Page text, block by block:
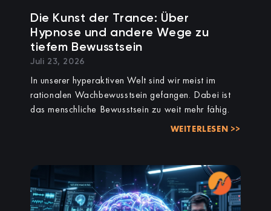
Die Kunst der Trance: Über
Hypnose und andere Wege zu
tiefem Bewusstsein
Juli 23, 2026
In unserer hyperaktiven Welt sind wir meist im
rationalen Wachbewusstsein gefangen. Dabei ist
das menschliche Bewusstsein zu weit mehr fähig.
WEITERLESEN >>